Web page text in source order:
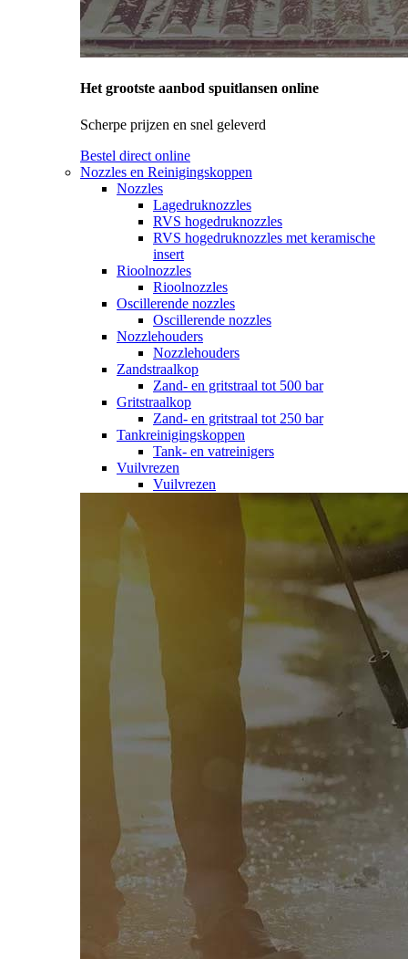
Het grootste aanbod spuitlansen online
Scherpe prijzen en snel geleverd
Bestel direct online
Nozzles en Reinigingskoppen
Nozzles
Lagedruknozzles
RVS hogedruknozzles
RVS hogedruknozzles met keramische
insert
Rioolnozzles
Rioolnozzles
Oscillerende nozzles
Oscillerende nozzles
Nozzlehouders
Nozzlehouders
Zandstraalkop
Zand- en gritstraal tot 500 bar
Gritstraalkop
Zand- en gritstraal tot 250 bar
Tankreinigingskoppen
Tank- en vatreinigers
Vuilvrezen
Vuilvrezen